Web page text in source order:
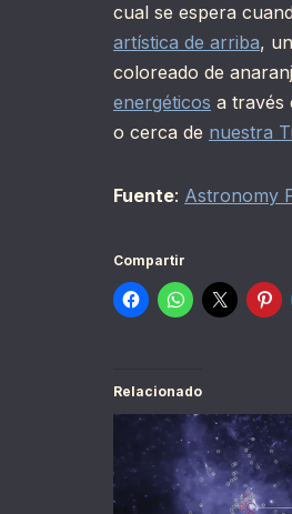
cual se espera
artística de arriba,
coloreado de
energéticos a través
o cerca de nuestra
Fuente: Astronomy
Compartir
Relacionado